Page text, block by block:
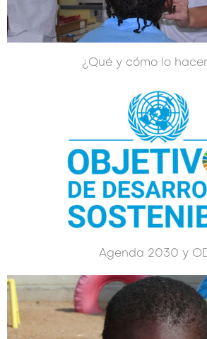
¿Qué y cómo lo
Agenda 2030 y